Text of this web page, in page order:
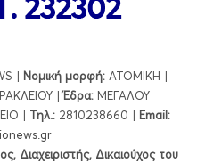
| Νομική μορφή: ΑΤΟΜΙΚΗ |
|Έδρα: ΜΕΓΑΛΟΥ
| Τηλ.: 2810238660 | Εmail:
Διαχειριστής, Δικαιούχος του